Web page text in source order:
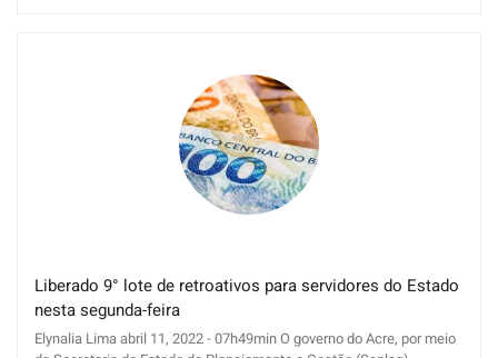
Liberado 9° lote de retroativos para servidores do Estado
nesta segunda-feira
Elynalia Lima abril 11, 2022 - 07h49min O governo do Acre, por meio